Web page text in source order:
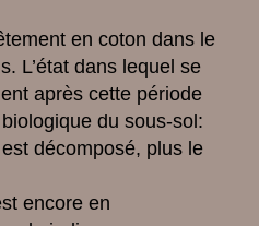
en coton dans le
L’état dans lequel se
après cette période
du sous-sol:
décomposé, plus le
encore en